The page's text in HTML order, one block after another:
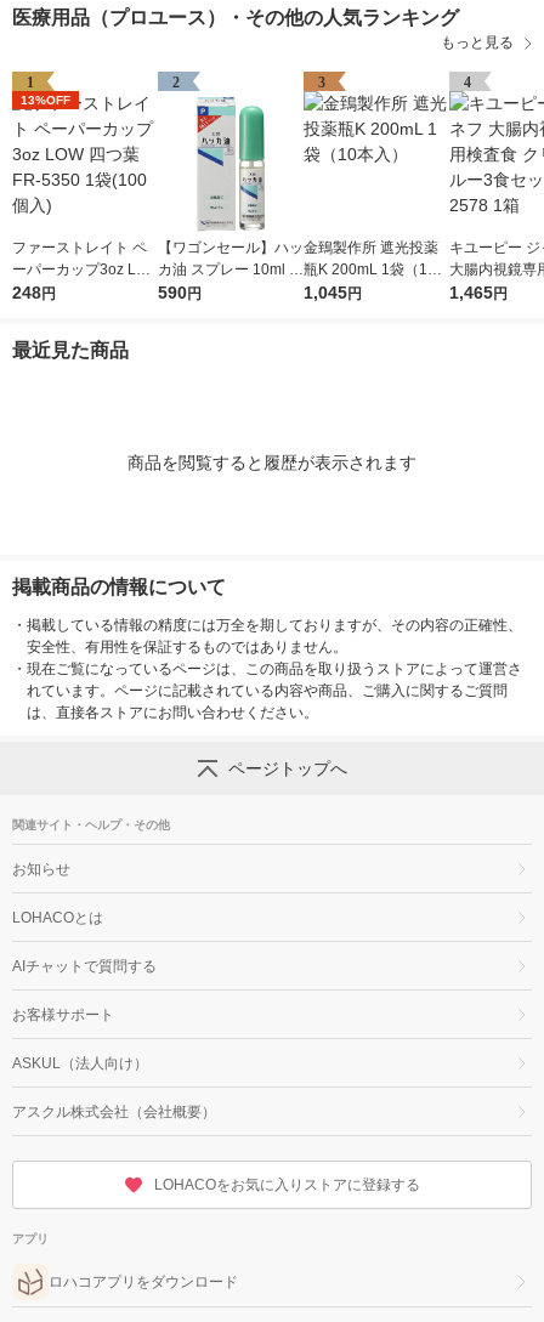
医療用品（プロユース）・その他の人気ランキング
もっと見る
1
13%OFF
ファーストレイト ペ
ーパーカップ3oz LO
W 四つ葉 FR-5350 1
248円
2
【ワゴンセール】ハッ
カ油 スプレー 10ml ア
ロマ お風呂 虫よけ マ
590円
3
金鵄製作所 遮光投薬
瓶K 200mL 1袋（10
本入）
1,045円
4
キユーピー
大腸内視鏡専
クリアスルー
1,465円
最近見た商品
商品を閲覧すると履歴が表示されます
掲載商品の情報について
・ 掲載している情報の精度には万全を期しておりますが、その内容の正確性、
安全性、有用性を保証するものではありません。
・ 現在ご覧になっているページは、この商品を取り扱うストアによって運営さ
れています。ページに記載されている内容や商品、ご購入に関するご質問
は、直接各ストアにお問い合わせください。
ページトップへ
関連サイト・ヘルプ・その他
お知らせ
LOHACOとは
AIチャットで質問する
お客様サポート
ASKUL（法人向け）
アスクル株式会社（会社概要）
LOHACOをお気に入りストアに登録する
アプリ
ロハコアプリをダウンロード